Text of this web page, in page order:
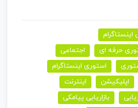
حرفه ای
اجتماعی
استوری اینستاگرام
اپلیکیشن
اینترنت
بازاریابی پیامکی